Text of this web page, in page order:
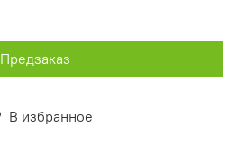
В избранное
Предзаказ